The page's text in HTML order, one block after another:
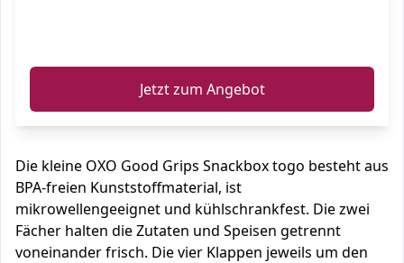
Jetzt zum Angebot
Die kleine OXO Good Grips Snackbox togo besteht aus
BPA-freien Kunststoffmaterial, ist
mikrowellengeeignet und kühlschrankfest. Die zwei
Fächer halten die Zutaten und Speisen getrennt
voneinander frisch. Die vier Klappen jeweils um den